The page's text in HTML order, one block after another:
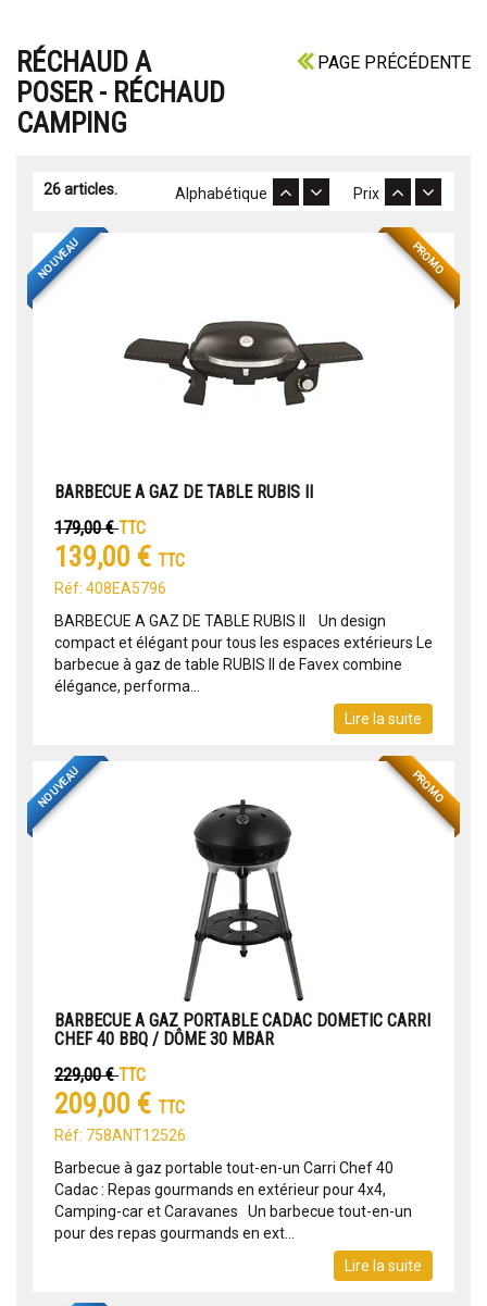
PAGE PRÉCÉDENTE
RÉCHAUD A
POSER - RÉCHAUD
CAMPING
26 articles. Prix
Alphabétique
PROMO
NOUVEAU
BARBECUE A GAZ DE TABLE RUBIS II
179,00 €TTC
139,00 € TTC
Réf: 408EA5796
BARBECUE A GAZ DE TABLE RUBIS II Un design
compact et élégant pour tous les espaces extérieurs Le
barbecue à gaz de table RUBIS II de Favex combine
élégance, performa...
Lire la suite
PROMO
NOUVEAU
BARBECUE A GAZ PORTABLE CADAC DOMETIC CARRI
CHEF 40 BBQ / DÔME 30 MBAR
229,00 €TTC
209,00 € TTC
Réf: 758ANT12526
Barbecue à gaz portable tout-en-un Carri Chef 40
Cadac : Repas gourmands en extérieur pour 4x4,
Camping-car et Caravanes Un barbecue tout-en-un
pour des repas gourmands en ext...
Lire la suite